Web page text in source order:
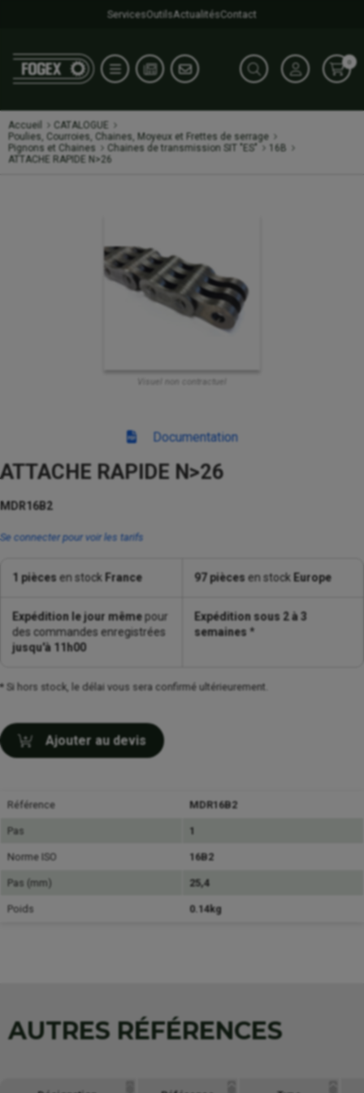
ServicesOutilsActualitésContact
0
Accueil
CATALOGUE
Poulies, Courroies, Chaines, Moyeux et Frettes de serrage
Pignons et Chaines
Chaines de transmission SIT "ES"
16B
ATTACHE RAPIDE N>26
Visuel non contractuel
Documentation
ATTACHE RAPIDE N>26
MDR16B2
Se connecter pour voir les tarifs
1 piècesen stock France 97 piècesen stock Europe
Expédition le jour mêmepour
des commandes enregistrées
jusqu'à 11h00
Expédition sous 2 à 3
semaines *
* Si hors stock, le délai vous sera confirmé ultérieurement.
Ajouter au devis
Référence MDR16B2
Pas 1
Norme ISO 16B2
Pas (mm) 25,4
Poids 0.14kg
AUTRES RÉFÉRENCES